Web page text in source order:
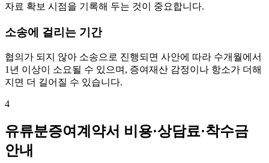
자료 확보 시점을 기록해 두는 것이 중요합니다.
소송에 걸리는 기간
협의가 되지 않아 소송으로 진행되면 사안에 따라 수개월에서
1년 이상이 소요될 수 있으며, 증여재산 감정이나 항소가 더해
지면 더 길어질 수 있습니다.
4
유류분증여계약서 비용·상담료·착수금
안내